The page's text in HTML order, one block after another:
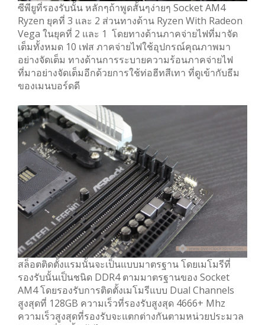
ซีพียูที่รองรับนั้น หลักๆถ้าพูดสั้นๆง่ายๆ Socket AM4
Ryzen ยุคที่ 3 และ 2 ส่วนทางด้าน Ryzen With Radeon
Vega ในยุคที่ 2 และ 1 โดยทางด้านภาคจ่ายไฟที่มาจัด
เต็มทั้งหมด 10 เฟส ภาคจ่ายไฟใช้อุปกรณ์คุณภาพมา
อย่างจัดเต็ม ทางด้านการระบายความร้อนภาคจ่ายไฟ
ที่มาอย่างจัดเต็มอีกด้วยการใช้ท่อฮีทสีเทา ที่ดูเข้ากับธีม
ของเมนบอร์ดดี
สล็อตติดตั้งแรมนั้นจะเป็นแบบมาตรฐาน โดยเมโมรีที่
รองรับนั้นเป็นชนิด DDR4 ตามมาตรฐานของ Socket
AM4 โดยรองรับการติดตั้งเมโมรีแบบ Dual Channels
สูงสุดที่ 128GB ความเร็วที่รองรับสูงสุด 4666+ Mhz
ความเร็วสูงสุดที่รองรับจะแตกต่างกันตามหน่วยประมวล